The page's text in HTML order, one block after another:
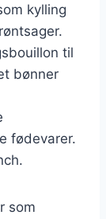
kylling
til
bønner
fødevarer.
som